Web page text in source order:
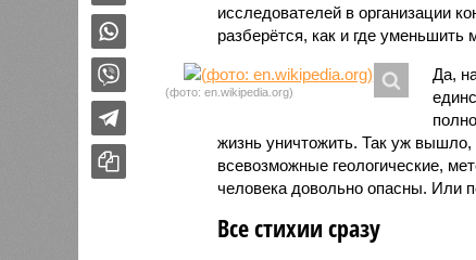
исследователей в организации
разберётся, как и где
(фото: en.wikipedia.org)
Да,
жизнь уничтожить. Так уж
всевозможные геологические,
человека довольно опасны. Или
Все стихии сразу